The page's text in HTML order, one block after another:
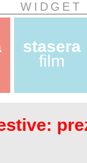
WIDGET
stasera
film